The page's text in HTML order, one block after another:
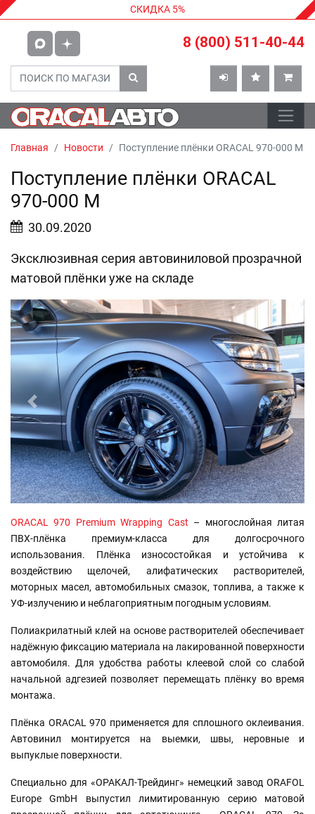
СКИДКА 5%
8 (800) 511-40-44
Главная Новости Поступление плёнки ORACAL 970-000 М
Поступление плёнки ORACAL
970-000 М
30.09.2020
Эксклюзивная серия автовиниловой прозрачной
матовой плёнки уже на складе
назад вперед
ORACAL 970 Premium Wrapping Cast – многослойная литая
ПВХ-плёнка премиум-класса для долгосрочного
использования. Плёнка износостойкая и устойчива к
воздействию щелочей, алифатических растворителей,
моторных масел, автомобильных смазок, топлива, а также к
УФ-излучению и неблагоприятным погодным условиям.
Полиакрилатный клей на основе растворителей обеспечивает
надёжную фиксацию материала на лакированной поверхности
автомобиля. Для удобства работы клеевой слой со слабой
начальной адгезией позволяет перемещать плёнку во время
монтажа.
Плёнка ORACAL 970 применяется для сплошного оклеивания.
Автовинил монтируется на выемки, швы, неровные и
выпуклые поверхности.
Специально для «ОРАКАЛ-Трейдинг» немецкий завод ORAFOL
Europe GmbH выпустил лимитированную серию матовой